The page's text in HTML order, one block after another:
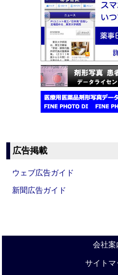
広告掲載
ウェブ広告ガイド
新聞広告ガイド
会社案
サイトマ